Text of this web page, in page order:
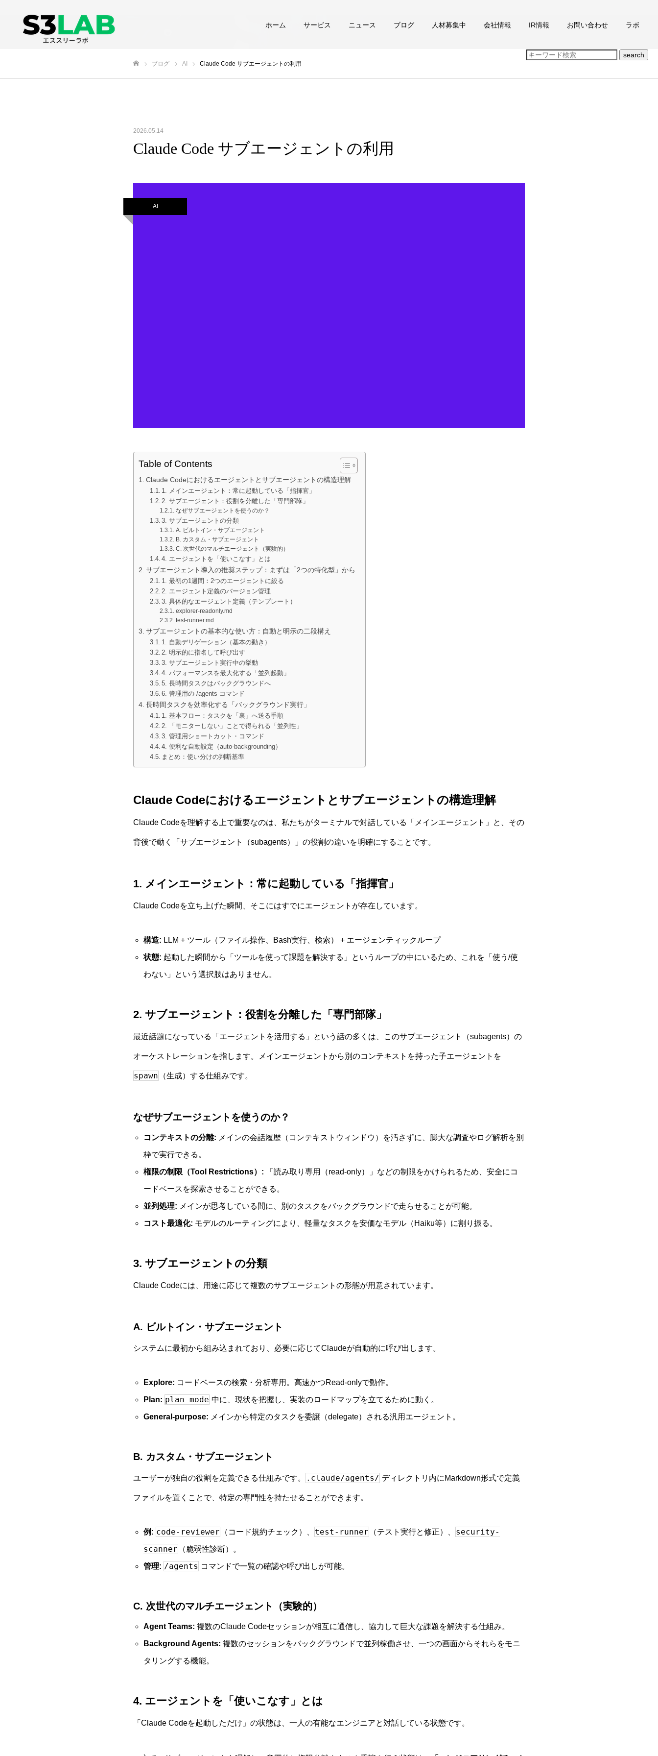
ホーム サービス ニュース ブログ 人材募集中 会社情報 IR情報 お問い合わせ ラボ
search
ブログ AI Claude Code サブエージェントの利用
2026.05.14
Claude Code サブエージェントの利用
AI
Table of Contents
Claude Codeにおけるエージェントとサブエージェントの構造理解
1. メインエージェント：常に起動している「指揮官」
2. サブエージェント：役割を分離した「専門部隊」
なぜサブエージェントを使うのか？
3. サブエージェントの分類
A. ビルトイン・サブエージェント
B. カスタム・サブエージェント
C. 次世代のマルチエージェント（実験的）
4. エージェントを「使いこなす」とは
サブエージェント導入の推奨ステップ：まずは「2つの特化型」から
1. 最初の1週間：2つのエージェントに絞る
2. エージェント定義のバージョン管理
3. 具体的なエージェント定義（テンプレート）
explorer-readonly.md
test-runner.md
サブエージェントの基本的な使い方：自動と明示の二段構え
1. 自動デリゲーション（基本の動き）
2. 明示的に指名して呼び出す
3. サブエージェント実行中の挙動
4. パフォーマンスを最大化する「並列起動」
5. 長時間タスクはバックグラウンドへ
6. 管理用の /agents コマンド
長時間タスクを効率化する「バックグラウンド実行」
1. 基本フロー：タスクを「裏」へ送る手順
2. 「モニターしない」ことで得られる「並列性」
3. 管理用ショートカット・コマンド
4. 便利な自動設定（auto-backgrounding）
まとめ：使い分けの判断基準
Claude Codeにおけるエージェントとサブエージェントの構造理解
Claude Codeを理解する上で重要なのは、私たちがターミナルで対話している「メインエージェント」と、その
背後で動く「サブエージェント（subagents）」の役割の違いを明確にすることです。
1. メインエージェント：常に起動している「指揮官」
Claude Codeを立ち上げた瞬間、そこにはすでにエージェントが存在しています。
構造: LLM + ツール（ファイル操作、Bash実行、検索） + エージェンティックループ
状態: 起動した瞬間から「ツールを使って課題を解決する」というループの中にいるため、これを「使う/使
わない」という選択肢はありません。
2. サブエージェント：役割を分離した「専門部隊」
最近話題になっている「エージェントを活用する」という話の多くは、このサブエージェント（subagents）の
オーケストレーションを指します。メインエージェントから別のコンテキストを持った子エージェントを
spawn （生成）する仕組みです。
なぜサブエージェントを使うのか？
コンテキストの分離: メインの会話履歴（コンテキストウィンドウ）を汚さずに、膨大な調査やログ解析を別
枠で実行できる。
権限の制限（Tool Restrictions）: 「読み取り専用（read-only）」などの制限をかけられるため、安全にコ
ードベースを探索させることができる。
並列処理: メインが思考している間に、別のタスクをバックグラウンドで走らせることが可能。
コスト最適化: モデルのルーティングにより、軽量なタスクを安価なモデル（Haiku等）に割り振る。
3. サブエージェントの分類
Claude Codeには、用途に応じて複数のサブエージェントの形態が用意されています。
A. ビルトイン・サブエージェント
システムに最初から組み込まれており、必要に応じてClaudeが自動的に呼び出します。
Explore: コードベースの検索・分析専用。高速かつRead-onlyで動作。
Plan: plan mode 中に、現状を把握し、実装のロードマップを立てるために動く。
General-purpose: メインから特定のタスクを委譲（delegate）される汎用エージェント。
B. カスタム・サブエージェント
ユーザーが独自の役割を定義できる仕組みです。 .claude/agents/ ディレクトリ内にMarkdown形式で定義
ファイルを置くことで、特定の専門性を持たせることができます。
例: code-reviewer （コード規約チェック）、 test-runner （テスト実行と修正）、
security-
scanner
（脆弱性診断）。
管理: /agents コマンドで一覧の確認や呼び出しが可能。
C. 次世代のマルチエージェント（実験的）
Agent Teams: 複数のClaude Codeセッションが相互に通信し、協力して巨大な課題を解決する仕組み。
Background Agents: 複数のセッションをバックグラウンドで並列稼働させ、一つの画面からそれらをモニ
タリングする機能。
4. エージェントを「使いこなす」とは
「Claude Codeを起動しただけ」の状態は、一人の有能なエンジニアと対話している状態です。